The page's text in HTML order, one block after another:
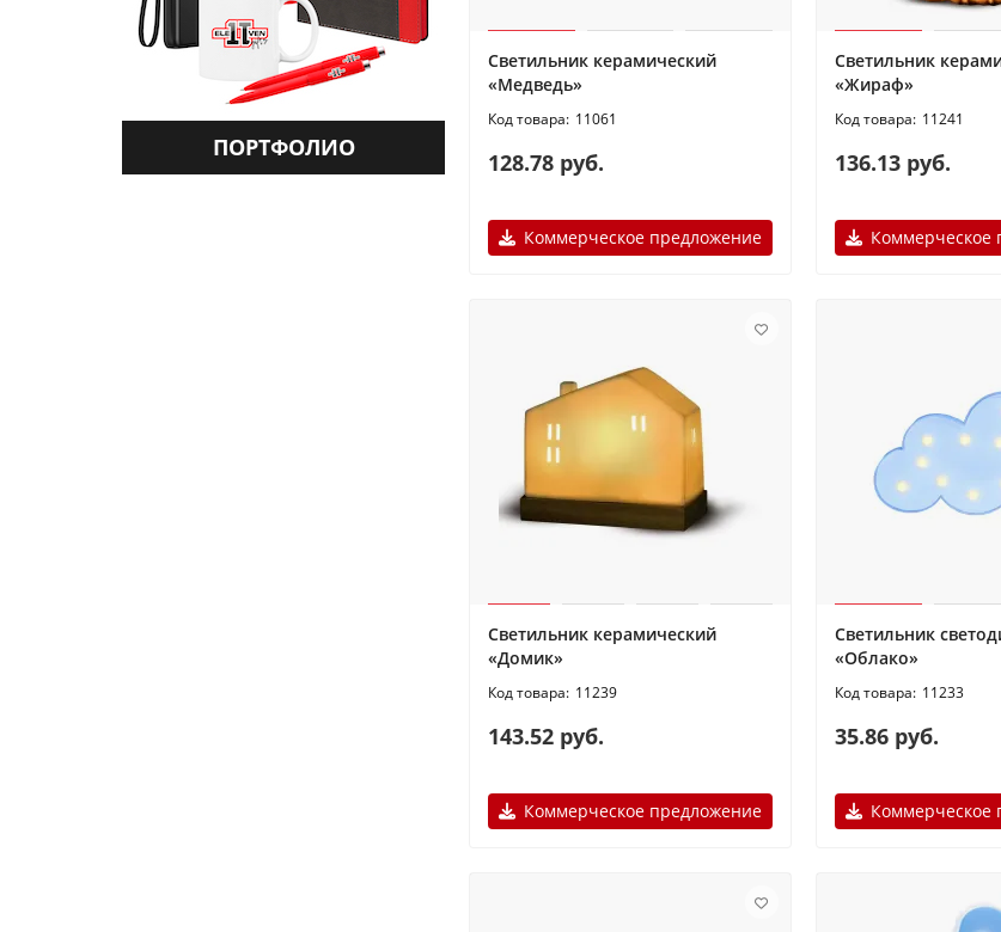
ПОРТФОЛИО
Светильник керамический
«Медведь»
11061
128.78 руб.
Коммерческое предложение
Светильник
«Жираф»
11241
136.13 руб.
Коммерческое
Светильник керамический
«Домик»
11239
143.52 руб.
Коммерческое предложение
Светильник
«Облако»
11233
35.86 руб.
Коммерческое